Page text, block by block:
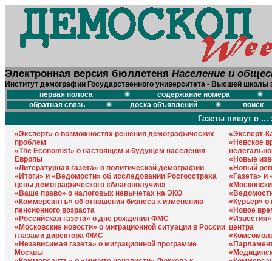
Электронная версия бюллетеня Население и
Институт демографии Государственного университета - Высшей школы
первая полоса
содержание номера
обратная связь
доска объявлений поиск
Газеты пишут о ...
«Эксперт» о возможностях решения демографических
проблем
«The Economist» о настоящем и будущем населения
Европы
«Литературная газета» о политической демографии
«Итоги» и «Ведомости» об исследовании Росгосстраха
цены демографического «благополучия»
«Ваше право» о налоговых невычетах на ЭКО
«Коммерсантъ» об отношении бизнеса к изменению
пенсионного возраста
«Российская газета» о дне рождения ФМС
«Московские новости» о миграционной ситуации в России
глазами директора ФМС
«Независимая газета» о миграционной программе
Москвы
«Эксперт-
«Невское
«Новые
«Новый
«Газета» и
«Курьер» о
«Новое
центра